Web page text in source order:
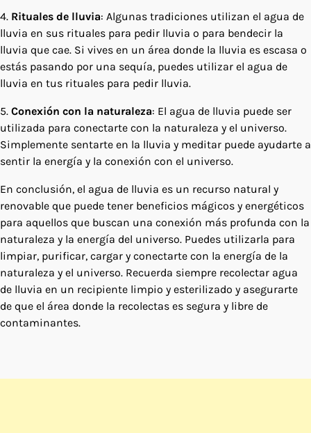
4. Rituales de lluvia: Algunas tradiciones utilizan el agua de
lluvia en sus rituales para pedir lluvia o para bendecir la
lluvia que cae. Si vives en un área donde la lluvia es escasa o
estás pasando por una sequía, puedes utilizar el agua de
lluvia en tus rituales para pedir lluvia.
5. Conexión con la naturaleza: El agua de lluvia puede ser
utilizada para conectarte con la naturaleza y el universo.
Simplemente sentarte en la lluvia y meditar puede ayudarte a
sentir la energía y la conexión con el universo.
En conclusión, el agua de lluvia es un recurso natural y
renovable que puede tener beneficios mágicos y energéticos
para aquellos que buscan una conexión más profunda con la
naturaleza y la energía del universo. Puedes utilizarla para
limpiar, purificar, cargar y conectarte con la energía de la
naturaleza y el universo. Recuerda siempre recolectar agua
de lluvia en un recipiente limpio y esterilizado y asegurarte
de que el área donde la recolectas es segura y libre de
contaminantes.